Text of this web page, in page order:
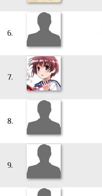
6.
7.
8.
9.